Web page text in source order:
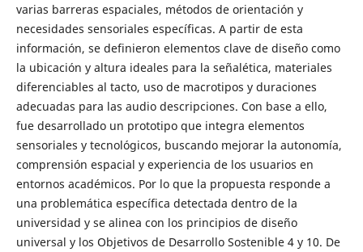
varias barreras espaciales, métodos de orientación y
necesidades sensoriales específicas. A partir de esta
información, se definieron elementos clave de diseño como
la ubicación y altura ideales para la señalética, materiales
diferenciables al tacto, uso de macrotipos y duraciones
adecuadas para las audio descripciones. Con base a ello,
fue desarrollado un prototipo que integra elementos
sensoriales y tecnológicos, buscando mejorar la autonomía,
comprensión espacial y experiencia de los usuarios en
entornos académicos. Por lo que la propuesta responde a
una problemática específica detectada dentro de la
universidad y se alinea con los principios de diseño
universal y los Objetivos de Desarrollo Sostenible 4 y 10. De